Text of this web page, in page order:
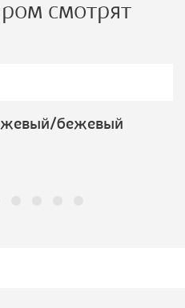
смотрят
бежевый